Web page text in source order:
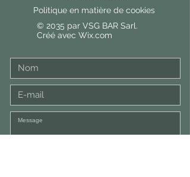
Politique en matière de cookies
© 2035 par VSG BAR Sarl.
Créé avec Wix.com